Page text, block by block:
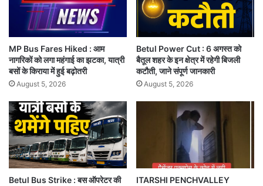
MP Bus Fares Hiked : आम
नागरिकों को लगा महंगाई का झटका, यात्री
बसों के किराया में हुई बढ़ोतरी
August 5, 2026
Betul Power Cut : 6 अगस्त को
बैतूल शहर के इन क्षेत्र में रहेगी बिजली
कटौती, जाने संपूर्ण जानकारी
August 5, 2026
Betul Bus Strike : बस ऑपरेटर की
ITARSHI PENCHVALLEY